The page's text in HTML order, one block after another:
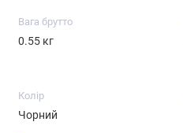
Вага брутто
0.55 кг
Колір
Чорний